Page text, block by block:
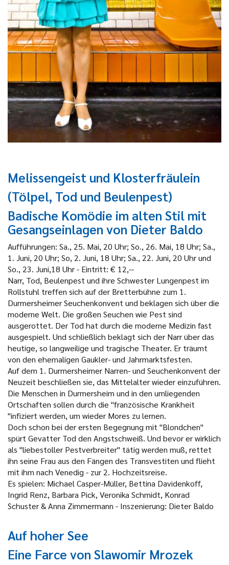
Melissengeist und Klosterfräulein
(Tölpel, Tod und Beulenpest)
Badische Komödie im alten Stil mit
Gesangseinlagen von Dieter Baldo
Aufführungen: Sa., 25. Mai, 20 Uhr; So., 26. Mai, 18 Uhr; Sa.,
1. Juni, 20 Uhr; So, 2. Juni, 18 Uhr; Sa., 22. Juni, 20 Uhr und
So., 23. Juni,18 Uhr - Eintritt: € 12,--
Narr, Tod, Beulenpest und ihre Schwester Lungenpest im
Rollstuhl treffen sich auf der Bretterbühne zum 1.
Durmersheimer Seuchenkonvent und beklagen sich über die
moderne Welt. Die großen Seuchen wie Pest sind
ausgerottet. Der Tod hat durch die moderne Medizin fast
ausgespielt. Und schließlich beklagt sich der Narr über das
heutige, so langweilige und tragische Theater. Er träumt
von den ehemaligen Gaukler- und Jahrmarktsfesten.
Auf dem 1. Durmersheimer Narren- und Seuchenkonvent der
Neuzeit beschließen sie, das Mittelalter wieder einzuführen.
Die Menschen in Durmersheim und in den umliegenden
Ortschaften sollen durch die "französische Krankheit
"infiziert werden, um wieder Mores zu lernen.
Doch schon bei der ersten Begegnung mit "Blondchen"
spürt Gevatter Tod den Angstschweiß. Und bevor er wirklich
als "liebestoller Pestverbreiter" tätig werden muß, rettet
ihn seine Frau aus den Fängen des Transvestiten und flieht
mit ihm nach Venedig - zur 2. Hochzeitsreise.
Es spielen: Michael Casper-Müller, Bettina Davidenkoff,
Ingrid Renz, Barbara Pick, Veronika Schmidt, Konrad
Schuster & Anna Zimmermann - Inszenierung: Dieter Baldo
Auf hoher See
Eine Farce von Slawomir Mrozek